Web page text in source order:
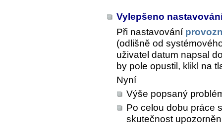
Vylepšeno
Při nastavování
(odlišně od
uživatel datum napsal
by pole opustil, klikl na
Nyní
Výše popsaný
Po celou dobu práce
skutečnost